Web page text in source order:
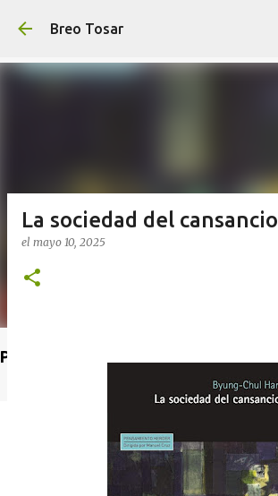
Breo Tosar
Poet's Abbey (Blog de lecturas)
La sociedad del cansancio
el mayo 10, 2025